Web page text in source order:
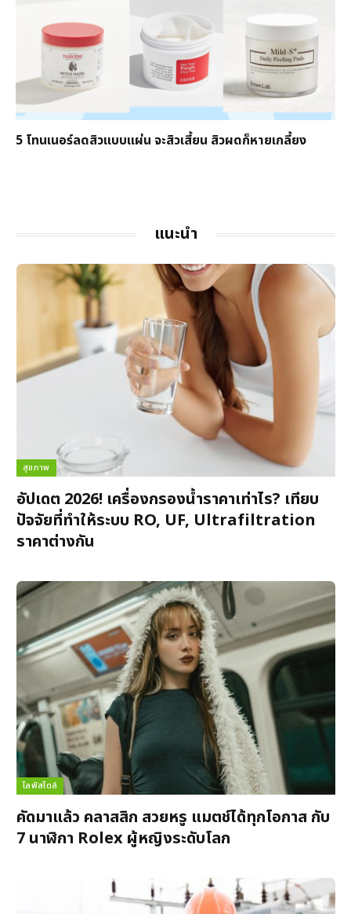
5 โทนเนอร์ลดสิวแบบแผ่น จะสิวเสี้ยน สิวผดก็หายเกลี้ยง
แนะนำ
สุขภาพ
อัปเดต 2026! เครื่องกรองน้ำราคาเท่าไร? เทียบ
ปัจจัยที่ทำให้ระบบ RO, UF, Ultrafiltration
ราคาต่างกัน
ไลฟ์สไตล์
คัดมาแล้ว คลาสสิก สวยหรู แมตช์ได้ทุกโอกาส กับ
7 นาฬิกา Rolex ผู้หญิงระดับโลก